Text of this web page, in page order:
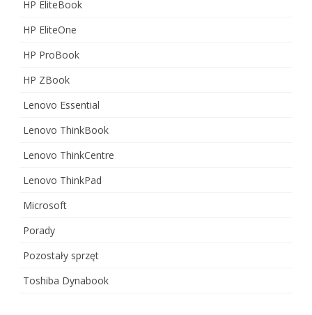
HP EliteBook
HP EliteOne
HP ProBook
HP ZBook
Lenovo Essential
Lenovo ThinkBook
Lenovo ThinkCentre
Lenovo ThinkPad
Microsoft
Porady
Pozostały sprzęt
Toshiba Dynabook